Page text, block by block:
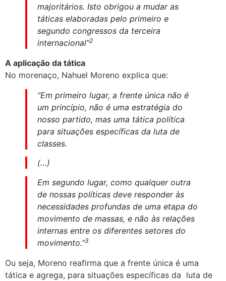
majoritários. Isto obrigou a mudar as
táticas elaboradas pelo primeiro e
segundo congressos da terceira
internacional”2
A aplicação da tática
No morenaço, Nahuel Moreno explica que:
“Em primeiro lugar, a frente única não é
um princípio, não é uma estratégia do
nosso partido, mas uma tática política
para situações específicas da luta de
classes.
(…)
Em segundo lugar, como qualquer outra
de nossas políticas deve responder às
necessidades profundas de uma etapa do
movimento de massas, e não às relações
internas entre os diferentes setores do
movimento.”3
Ou seja, Moreno reafirma que a frente única é uma
tática e agrega, para situações específicas da luta de